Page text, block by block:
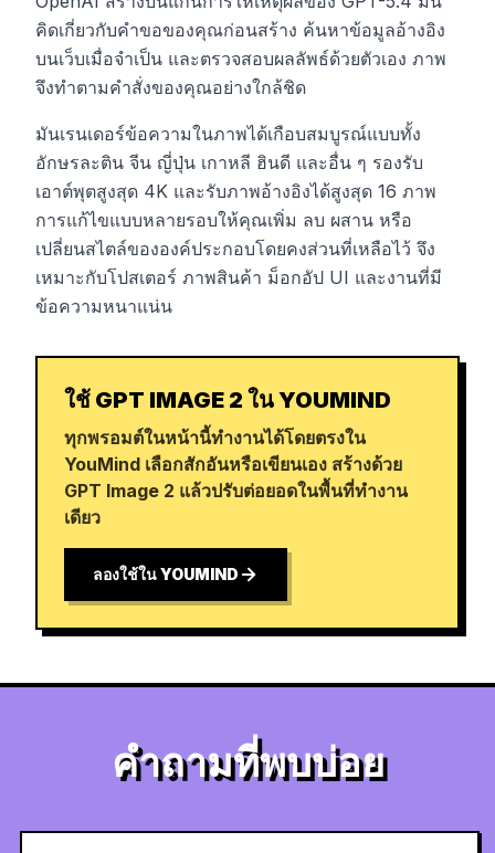
คิดเกี่ยวกับคำขอของคุณก่อนสร้าง ค้นหาข้อมูลอ้างอิง
บนเว็บเมื่อจำเป็น และตรวจสอบผลลัพธ์ด้วยตัวเอง ภาพ
จึงทำตามคำสั่งของคุณอย่างใกล้ชิด
มันเรนเดอร์ข้อความในภาพได้เกือบสมบูรณ์แบบทั้ง
อักษรละติน จีน ญี่ปุ่น เกาหลี ฮินดี และอื่น ๆ รองรับ
เอาต์พุตสูงสุด 4K และรับภาพอ้างอิงได้สูงสุด 16 ภาพ
การแก้ไขแบบหลายรอบให้คุณเพิ่ม ลบ ผสาน หรือ
เปลี่ยนสไตล์ขององค์ประกอบโดยคงส่วนที่เหลือไว้ จึง
เหมาะกับโปสเตอร์ ภาพสินค้า ม็อกอัป UI และงานที่มี
ข้อความหนาแน่น
ใช้ GPT IMAGE 2 ใน YOUMIND
ทุกพรอมต์ในหน้านี้ทำงานได้โดยตรงใน
YouMind เลือกสักอันหรือเขียนเอง สร้างด้วย
GPT Image 2 แล้วปรับต่อยอดในพื้นที่ทำงาน
เดียว
ลองใช้ใน YOUMIND
คำถามที่พบบ่อย